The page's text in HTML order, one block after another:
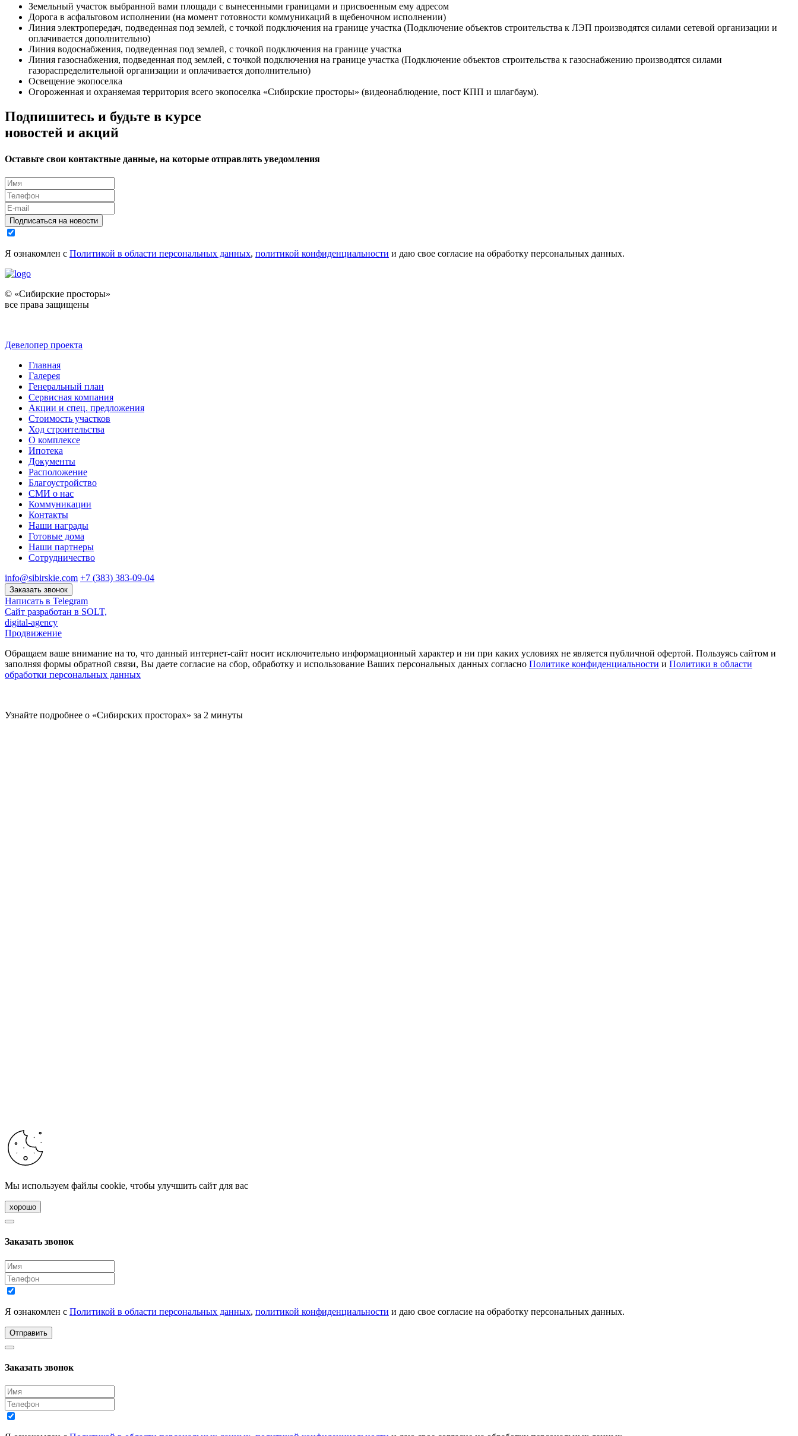
Земельный участок выбранной вами площади с вынесенными границами и присвоенным ему адресом
Дорога в асфальтовом исполнении (на момент готовности коммуникаций в щебеночном исполнении)
Линия электропередач, подведенная под землей, с точкой подключения на границе участка (Подключение объектов строительства к ЛЭП производятся силами сетевой организации и
оплачивается дополнительно)
Линия водоснабжения, подведенная под землей, с точкой подключения на границе участка
Линия газоснабжения, подведенная под землей, с точкой подключения на границе участка (Подключение объектов строительства к газоснабжению производятся силами
газораспределительной организации и оплачивается дополнительно)
Освещение экопоселка
Огороженная и охраняемая территория всего экопоселка «Сибирские просторы» (видеонаблюдение, пост КПП и шлагбаум).
Подпишитесь и будьте в курсе
новостей и акций
Оставьте свои контактные данные, на которые отправлять уведомления
Подписаться на новости
Я ознакомлен с Политикой в области персональных данных, политикой конфиденциальности и даю свое согласие на обработку персональных данных.
© «Сибирские просторы»
все права защищены
Девелопер проекта
Главная
Галерея
Генеральный план
Сервисная компания
Акции и спец. предложения
Стоимость участков
Ход строительства
О комплексе
Ипотека
Документы
Расположение
Благоустройство
СМИ о нас
Коммуникации
Контакты
Наши награды
Готовые дома
Наши партнеры
Сотрудничество
info@sibirskie.com +7 (383) 383-09-04
Заказать звонок
Написать в Telegram
Сайт разработан в SOLT,
digital-agency
Продвижение
Обращаем ваше внимание на то, что данный интернет-сайт носит исключительно информационный характер и ни при каких условиях не является публичной офертой. Пользуясь сайтом и
заполняя формы обратной связи, Вы даете согласие на сбор, обработку и использование Ваших персональных данных согласно Политике конфиденциальности и Политики в области
обработки персональных данных
Узнайте подробнее о «Сибирских просторах» за 2 минуты
Мы используем файлы cookie, чтобы улучшить сайт для вас
хорошо
Заказать звонок
Я ознакомлен с Политикой в области персональных данных, политикой конфиденциальности и даю свое согласие на обработку персональных данных.
Отправить
Заказать звонок